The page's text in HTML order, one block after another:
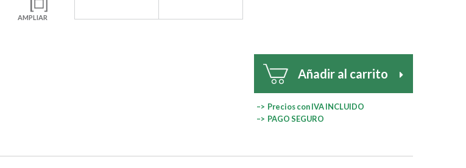
AMPLIAR
Añadir al carrito
–> Precios con IVA INCLUIDO
–> PAGO SEGURO